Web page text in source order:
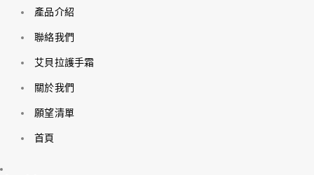
產品介紹
聯絡我們
艾貝拉護手霜
關於我們
願望清單
首頁